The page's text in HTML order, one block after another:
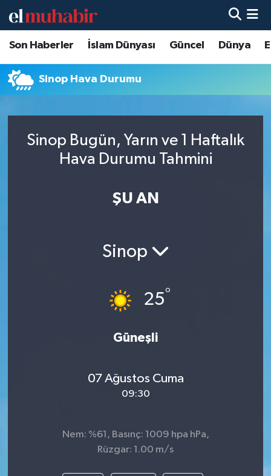
Son Haberler İslam Dünyası Güncel Dünya
Sinop Hava Durumu
Sinop Bugün, Yarın ve 1 Haftalık
Hava Durumu Tahmini
ŞU AN
Sinop
25°
Güneşli
07 Ağustos Cuma
09:30
Nem: %61, Basınç: 1009 hpa hPa,
Rüzgar: 1.00 m/s
Hava Durumu
Trafik Durumu
Tüm Manşetler